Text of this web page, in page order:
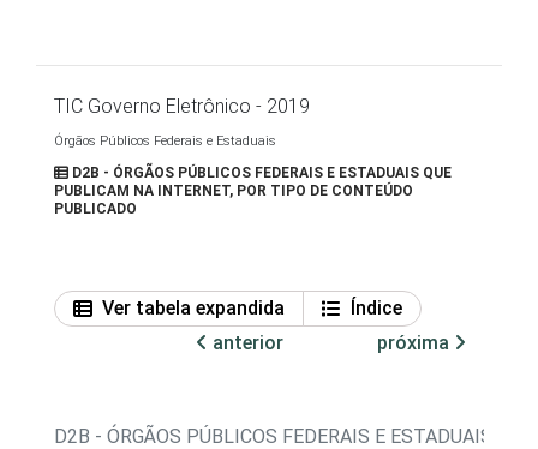
TIC Governo Eletrônico - 2019
Órgãos Públicos Federais e Estaduais
D2B - ÓRGÃOS PÚBLICOS FEDERAIS E ESTADUAIS QUE
PUBLICAM NA INTERNET, POR TIPO DE CONTEÚDO
PUBLICADO
Ver tabela expandida
Índice
anterior
próxima
D2B - ÓRGÃOS PÚBLICOS FEDERAIS E ESTADUAIS